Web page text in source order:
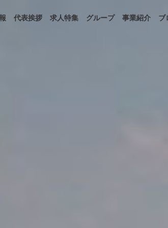
代表挨拶 求人特集 グループ 事業紹介 ブ